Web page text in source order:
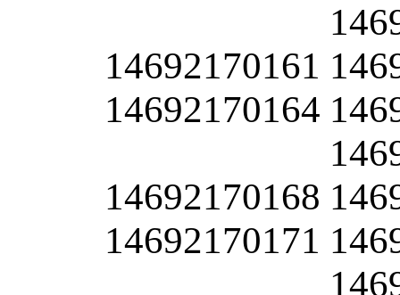
14692170161
14692170164
14692170168
14692170171